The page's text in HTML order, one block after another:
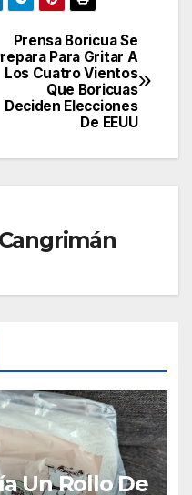
Prensa Boricua Se
Para Gritar A
Los Cuatro Vientos
Que Boricuas
Deciden Elecciones
De EEUU
Un Rollo De